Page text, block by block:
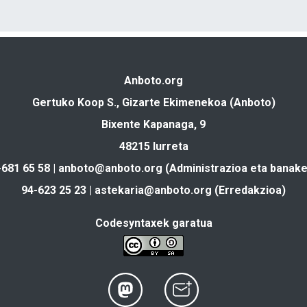
Anboto.org
Gertuko Koop S., Gizarte Ekimenekoa (Anboto)
Bixente Kapanaga, 9
48215 Iurreta
65 58 | anboto@anboto.org (Administrazioa eta
94-623 25 23 | astekaria@anboto.org (Erredakzioa)
Codesyntaxek garatua